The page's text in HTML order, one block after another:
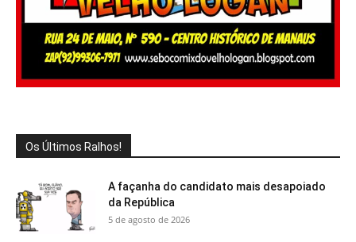
Os Últimos Ralhos!
A façanha do candidato mais desapoiado
da República
5 de agosto de 2026